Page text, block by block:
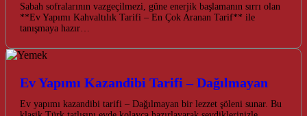
Sabah sofralarının vazgeçilmezi, güne enerjik başlamanın sırrı olan
**Ev Yapımı Kahvaltılık Tarifi – En Çok Aranan Tarif** ile
tanışmaya hazır…
Ev Yapımı Kazandibi Tarifi – Dağılmayan
Ev yapımı kazandibi tarifi – Dağılmayan bir lezzet şöleni sunar. Bu